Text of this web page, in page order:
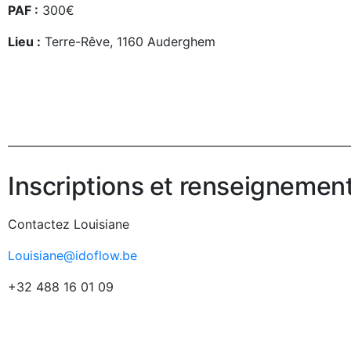
PAF : 300€
Lieu : Terre-Rêve, 1160 Auderghem
Inscriptions et
Contactez Louisiane
Louisiane@idoflow.be
+32 488 16 01 09